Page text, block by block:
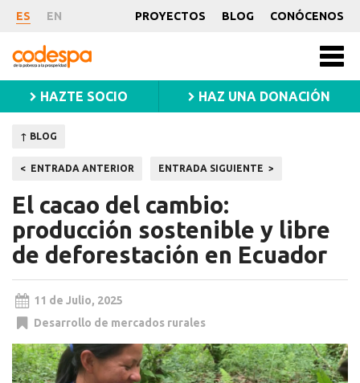
Noticia
ES EN PROYECTOS BLOG CONÓCENOS
CODESPA
HAZTE SOCIO HAZ UNA DONACIÓN
↑ BLOG
Navegación
de
entradas
ENTRADA ANTERIOR ENTRADA SIGUIENTE
El cacao del cambio:
producción sostenible y libre
de deforestación en Ecuador
11 de Julio, 2025
Desarrollo de mercados rurales